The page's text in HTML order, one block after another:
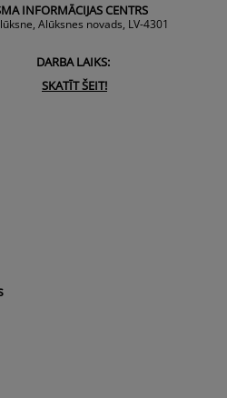
INFORMĀCIJAS CENTRS
Alūksnes novads, LV-4301
DARBA LAIKS:
SKATĪT ŠEIT!